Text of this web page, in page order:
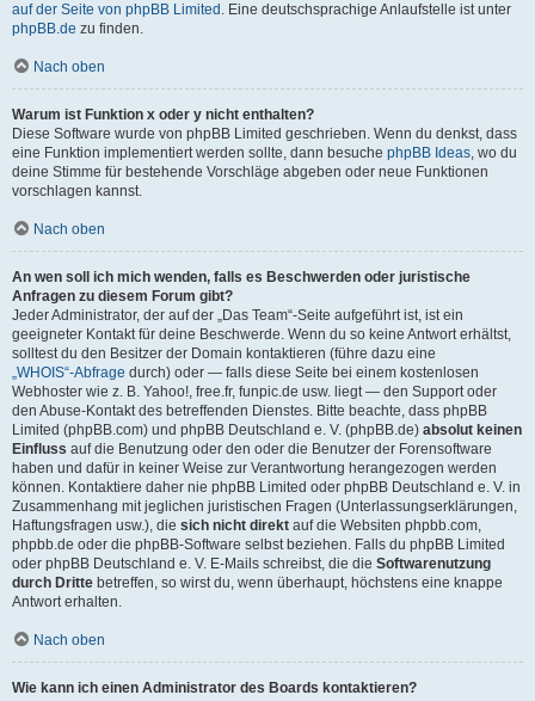
auf der Seite von phpBB Limited . Eine deutschsprachige Anlaufstelle ist unter
phpBB.de zu finden.
Nach oben
Warum ist Funktion x oder y nicht enthalten?
Diese Software wurde von phpBB Limited geschrieben. Wenn du denkst, dass
eine Funktion implementiert werden sollte, dann besuche phpBB Ideas, wo du
deine Stimme für bestehende Vorschläge abgeben oder neue Funktionen
vorschlagen kannst.
Nach oben
An wen soll ich mich wenden, falls es Beschwerden oder juristische
Anfragen zu diesem Forum gibt?
Jeder Administrator, der auf der „Das Team“-Seite aufgeführt ist, ist ein
geeigneter Kontakt für deine Beschwerde. Wenn du so keine Antwort erhältst,
solltest du den Besitzer der Domain kontaktieren (führe dazu eine
„WHOIS“-Abfrage durch) oder — falls diese Seite bei einem kostenlosen
Webhoster wie z. B. Yahoo!, free.fr, funpic.de usw. liegt — den Support oder
den Abuse-Kontakt des betreffenden Dienstes. Bitte beachte, dass phpBB
Limited (phpBB.com) und phpBB Deutschland e. V. (phpBB.de) absolut keinen
Einfluss auf die Benutzung oder den oder die Benutzer der Forensoftware
haben und dafür in keiner Weise zur Verantwortung herangezogen werden
können. Kontaktiere daher nie phpBB Limited oder phpBB Deutschland e. V. in
Zusammenhang mit jeglichen juristischen Fragen (Unterlassungserklärungen,
Haftungsfragen usw.), die sich nicht direkt auf die Websiten phpbb.com,
phpbb.de oder die phpBB-Software selbst beziehen. Falls du phpBB Limited
oder phpBB Deutschland e. V. E-Mails schreibst, die die Softwarenutzung
durch Dritte betreffen, so wirst du, wenn überhaupt, höchstens eine knappe
Antwort erhalten.
Nach oben
Wie kann ich einen Administrator des Boards kontaktieren?